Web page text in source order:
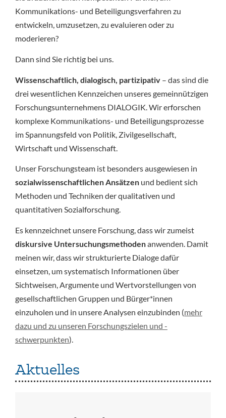
Kommunikations- und Beteiligungsverfahren zu
entwickeln, umzusetzen, zu evaluieren oder zu
moderieren?
Dann sind Sie richtig bei uns.
Wissenschaftlich, dialogisch, partizipativ – das sind die
drei wesentlichen Kennzeichen unseres gemeinnützigen
Forschungsunternehmens DIALOGIK. Wir erforschen
komplexe Kommunikations- und Beteiligungsprozesse
im Spannungsfeld von Politik, Zivilgesellschaft,
Wirtschaft und Wissenschaft.
Unser Forschungsteam ist besonders ausgewiesen in
sozialwissenschaftlichen Ansätzenund bedient sich
Methoden und Techniken der qualitativen und
quantitativen Sozialforschung.
Es kennzeichnet unsere Forschung, dass wir zumeist
diskursive Untersuchungsmethodenanwenden. Damit
meinen wir, dass wir strukturierte Dialoge dafür
einsetzen, um systematisch Informationen über
Sichtweisen, Argumente und Wertvorstellungen von
gesellschaftlichen Gruppen und Bürger*innen
einzuholen und in unsere Analysen einzubinden (mehr
dazu und zu unseren Forschungszielen und -
schwerpunkten).
Aktuelles